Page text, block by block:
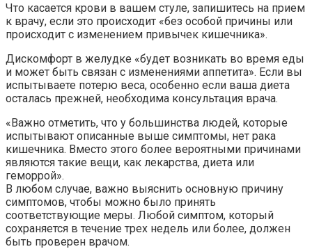
Что касается крови в вашем стуле, запишитесь на прием
к врачу, если это происходит «без особой причины или
происходит с изменением привычек кишечника».
Дискомфорт в желудке «будет возникать во время еды
и может быть связан с изменениями аппетита». Если вы
испытываете потерю веса, особенно если ваша диета
осталась прежней, необходима консультация врача.
«Важно отметить, что у большинства людей, которые
испытывают описанные выше симптомы, нет рака
кишечника. Вместо этого более вероятными причинами
являются такие вещи, как лекарства, диета или
геморрой».
В любом случае, важно выяснить основную причину
симптомов, чтобы можно было принять
соответствующие меры. Любой симптом, который
сохраняется в течение трех недель или более, должен
быть проверен врачом.